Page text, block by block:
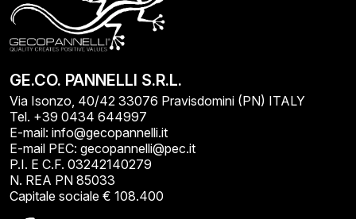
GE.CO. PANNELLI S.R.L.
Via Isonzo, 40/42 33076 Pravisdomini (PN) ITALY
Tel. +39 0434 644997
E-mail: info@gecopannelli.it
E-mail PEC: gecopannelli@pec.it
P.I. E C.F. 03242140279
N. REA PN 85033
Capitale sociale € 108.400